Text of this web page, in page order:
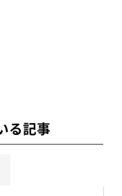
る記事